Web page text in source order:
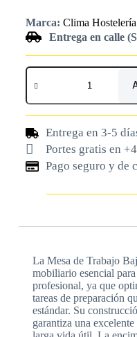
Marca: Clima Hostelería
Entrega en calle
Entrega en 3-5
Portes gratis en
Pago seguro y de
La Mesa de Trabajo
mobiliario esencial
profesional, ya que
tareas de preparación
estándar. Su
garantiza una